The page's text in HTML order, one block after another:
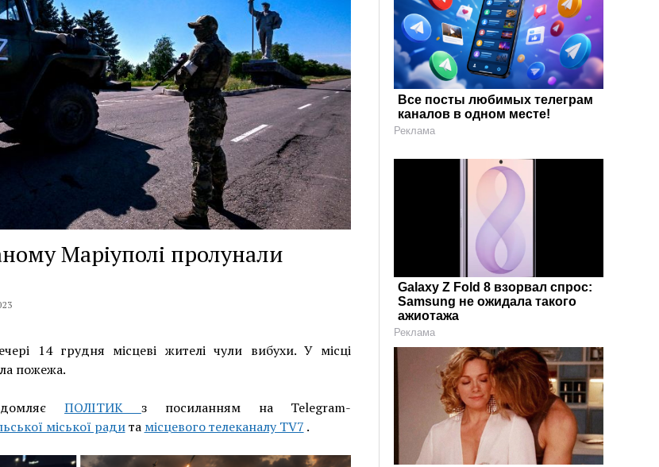
Маріуполі пролунали
14 грудня місцеві жителі чули вибухи. У місці
пожежа.
ПОЛІТИК з посиланням на Telegram-
міської радита місцевого телеканалу TV7 .
Все посты любимых телеграм
каналов в одном месте!
Реклама
Galaxy Z Fold 8 взорвал спрос:
Samsung не ожидала такого
ажиотажа
Реклама